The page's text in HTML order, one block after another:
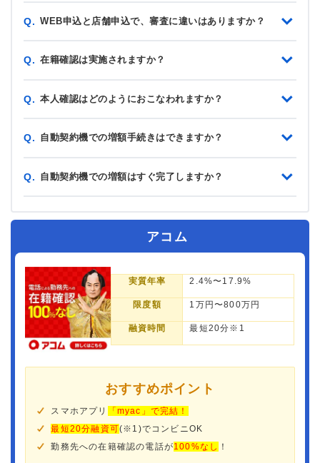
Q. WEB申込と店舗申込で、審査に違いはありますか？
Q. 在籍確認は実施されますか？
Q. 本人確認はどのようにおこなわれますか？
Q. 自動契約機での増額手続きはできますか？
Q. 自動契約機での増額はすぐ完了しますか？
アコム
実質年率 2.4%〜17.9%
限度額 1万円〜800万円
融資時間 最短20分※1
おすすめポイント
スマホアプリ
「myac」で完結！
最短20分融資可(※1)でコンビニOK
勤務先への在籍確認の電話が100%なし ！